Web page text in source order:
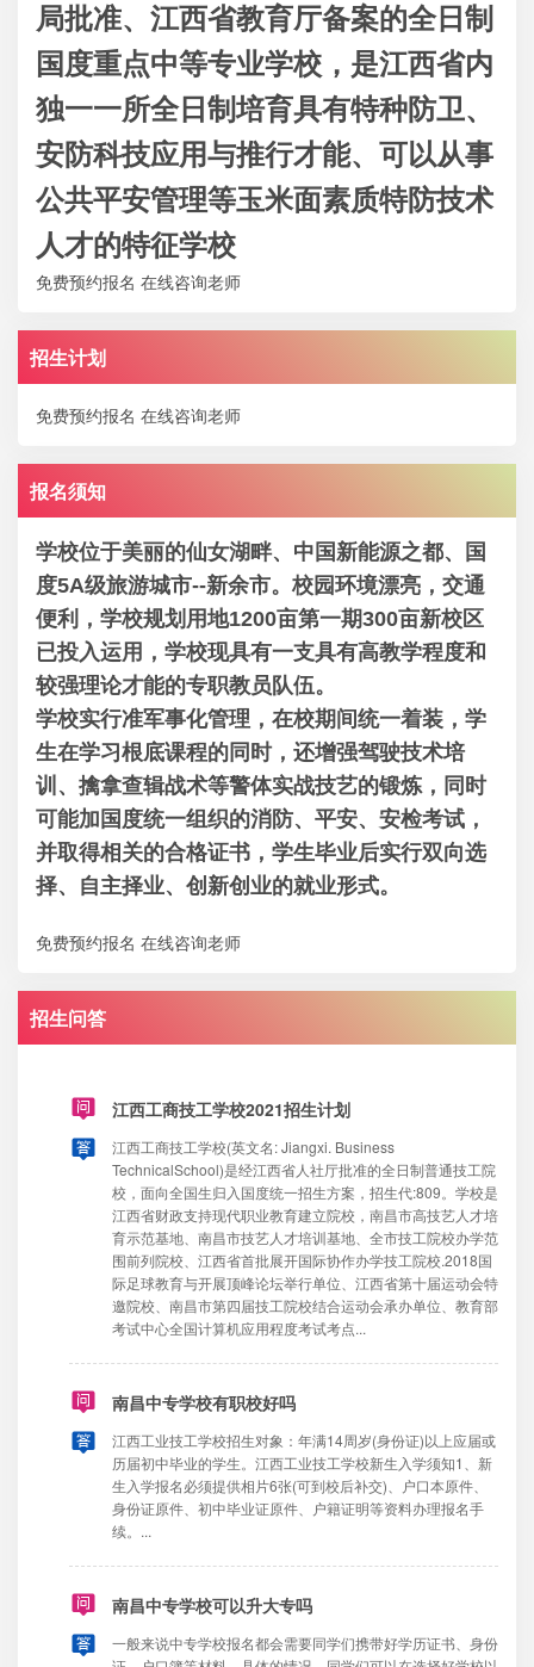
局批准、江西省教育厅备案的全日制
国度重点中等专业学校，是江西省内
独一一所全日制培育具有特种防卫、
安防科技应用与推行才能、可以从事
公共平安管理等玉米面素质特防技术
人才的特征学校
免费预约报名 在线咨询老师
招生计划
免费预约报名 在线咨询老师
报名须知
学校位于美丽的仙女湖畔、中国新能源之都、国
度5A级旅游城市--新余市。校园环境漂亮，交通
便利，学校规划用地1200亩第一期300亩新校区
已投入运用，学校现具有一支具有高教学程度和
较强理论才能的专职教员队伍。
学校实行准军事化管理，在校期间统一着装，学
生在学习根底课程的同时，还增强驾驶技术培
训、擒拿查辑战术等警体实战技艺的锻炼，同时
可能加国度统一组织的消防、平安、安检考试，
并取得相关的合格证书，学生毕业后实行双向选
择、自主择业、创新创业的就业形式。
免费预约报名 在线咨询老师
招生问答
江西工商技工学校2021招生计划
江西工商技工学校(英文名: Jiangxi. Business
TechnicalSchool)是经江西省人社厅批准的全日制普通技工院
校，面向全国生归入国度统一招生方案，招生代:809。学校是
江西省财政支持现代职业教育建立院校，南昌市高技艺人才培
育示范基地、南昌市技艺人才培训基地、全市技工院校办学范
围前列院校、江西省首批展开国际协作办学技工院校.2018国
际足球教育与开展顶峰论坛举行单位、江西省第十届运动会特
邀院校、南昌市第四届技工院校结合运动会承办单位、教育部
考试中心全国计算机应用程度考试考点...
南昌中专学校有职校好吗
江西工业技工学校招生对象：年满14周岁(身份证)以上应届或
历届初中毕业的学生。江西工业技工学校新生入学须知1、新
生入学报名必须提供相片6张(可到校后补交)、户口本原件、
身份证原件、初中毕业证原件、户籍证明等资料办理报名手
续。...
南昌中专学校可以升大专吗
一般来说中专学校报名都会需要同学们携带好学历证书、身份